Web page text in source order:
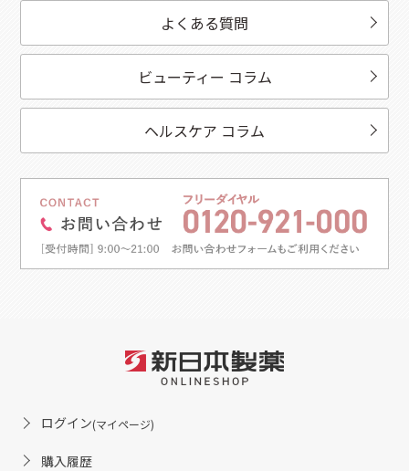
よくある質問
ビューティー コラム
ヘルスケア コラム
ログイン(マイページ)
購入履歴